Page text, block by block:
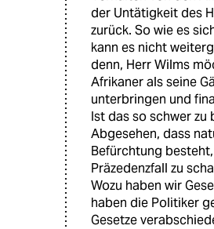
der Untätigkeit des
zurück. So wie es
kann es nicht
denn, Herr Wilms
Afrikaner als seine
unterbringen und
Ist das so schwer zu
Abgesehen, dass
Befürchtung
Präzedenzfall zu
Wozu haben wir
haben die Politiker
Gesetze